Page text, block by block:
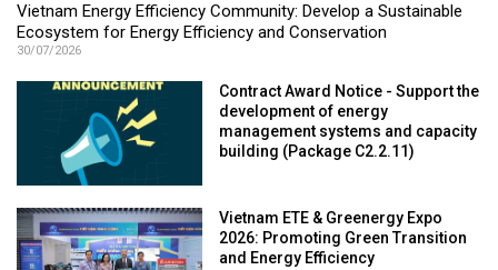
Vietnam Energy Efficiency Community: Develop a Sustainable
Ecosystem for Energy Efficiency and Conservation
30/07/2026
Contract Award Notice - Support the
development of energy
management systems and capacity
building (Package C2.2.11)
Vietnam ETE & Greenergy Expo
2026: Promoting Green Transition
and Energy Efficiency